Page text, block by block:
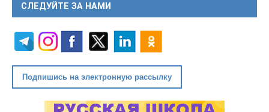
СЛЕДУЙТЕ ЗА НАМИ
Подпишись на электронную рассылку